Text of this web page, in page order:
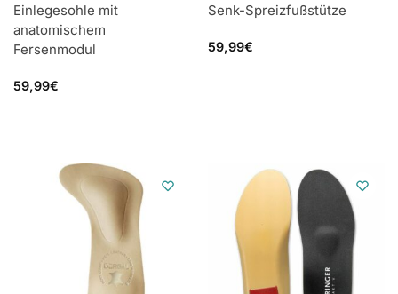
Einlegesohle mit
anatomischem
Fersenmodul
59,99€
Senk-Spreizfußstütze
59,99€